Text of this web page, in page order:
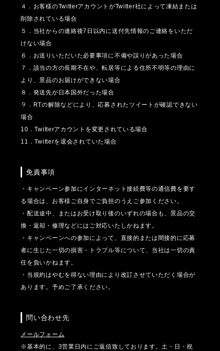
４．お客様のTwitterアカウントがTwitter社によって凍結または
削除されている場合
５．当社からの連絡後7日以内に送付先情報のご連絡をいただ
けない場合
６．お送りいただいた必要事項に不備や誤りがあった場合
７．該当の方の長期不在や、転居等による住所不明等の理由に
より、景品のお届けができない場合
８．発送先が日本国外だった場合
９ ． RTの解除などにより、応募されたツイートが確認できない
場合
10．Twitterアカウントを変更されている場合
11．Twitterを退会されていた場合
免責事項
・キャンペーン参加にインターネット接続費等の通信費を要す
る場合は、お客様ご自身でご負担のうえご参加ください。
・配送途中、またはお受け取り後のいずれの場合も、景品の交
換・返却・修理などにはご対応いたしかねます。
・キャンペーンへの参加によって、直接的または間接的に応募
者に生じた一切の損害・トラブル等について、当社は一切の責
任を負いかねます。
・当規約はやむを得ない理由により改訂させていただく場合が
あります。予めご了承ください。
問い合わせ先
メールフォーム
※基本的に、3営業日内にご返信致しております。土・日・祝